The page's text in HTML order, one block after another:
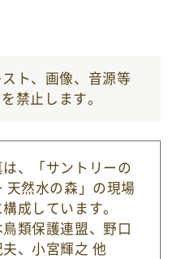
ト、画像、音源等
禁止します。
、「サントリーの
天然水の森」の現場
成しています。
類保護連盟、野口
、小宮輝之 他